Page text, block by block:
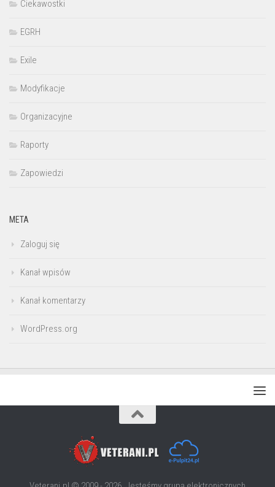
Ciekawostki
EGRH
Exile
Modyfikacje
Organizacyjne
Raporty
Zapowiedzi
META
Zaloguj się
Kanał wpisów
Kanał komentarzy
WordPress.org